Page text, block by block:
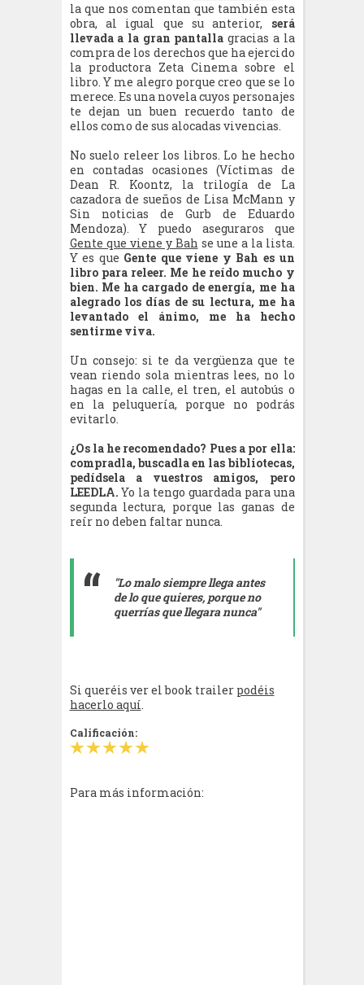
la que nos comentan que también esta
obra, al igual que su anterior, será
llevada a la gran pantalla gracias a la
compra de los derechos que ha ejercido
la productora Zeta Cinema sobre el
libro. Y me alegro porque creo que se lo
merece. Es una novela cuyos personajes
te dejan un buen recuerdo tanto de
ellos como de sus alocadas vivencias.
No suelo releer los libros. Lo he hecho
en contadas ocasiones (Víctimas de
Dean R. Koontz, la trilogía de La
cazadora de sueños de Lisa McMann y
Sin noticias de Gurb de Eduardo
Mendoza). Y puedo aseguraros que
Gente que viene y Bah se une a la lista.
Y es que Gente que viene y Bah es un
libro para releer. Me he reído mucho y
bien. Me ha cargado de energía, me ha
alegrado los días de su lectura, me ha
levantado el ánimo, me ha hecho
sentirme viva.
Un consejo: si te da vergüenza que te
vean riendo sola mientras lees, no lo
hagas en la calle, el tren, el autobús o
en la peluquería, porque no podrás
evitarlo.
¿Os la he recomendado? Pues a por ella:
compradla, buscadla en las bibliotecas,
pedídsela a vuestros amigos, pero
LEEDLA.Yo la tengo guardada para una
segunda lectura, porque las ganas de
reír no deben faltar nunca.
"Lo malo siempre llega antes
de lo que quieres, porque no
querrías que llegara nunca"
Si queréis ver el book trailer podéis
hacerlo aquí.
Calificación:
Para más información: